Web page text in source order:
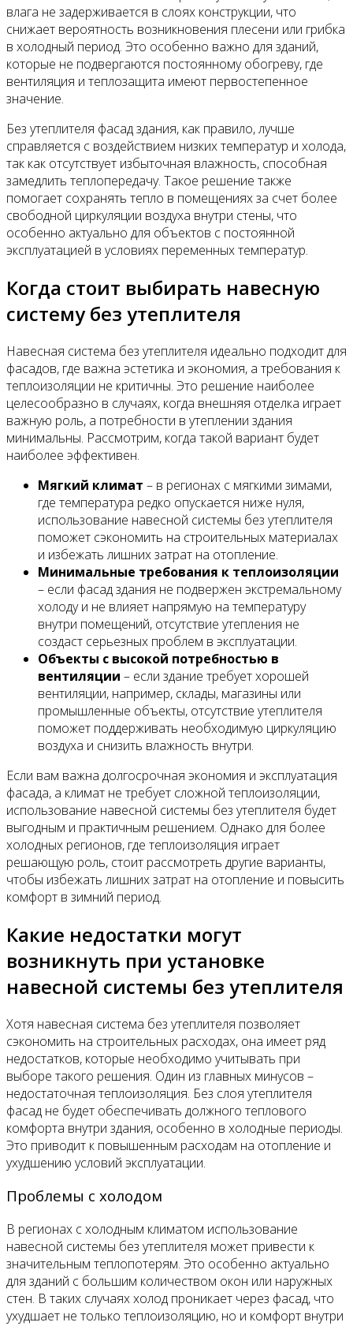
влага не задерживается в слоях конструкции, что
снижает вероятность возникновения плесени или грибка
в холодный период. Это особенно важно для зданий,
которые не подвергаются постоянному обогреву, где
вентиляция и теплозащита имеют первостепенное
значение.
Без утеплителя фасад здания, как правило, лучше
справляется с воздействием низких температур и холода,
так как отсутствует избыточная влажность, способная
замедлить теплопередачу. Такое решение также
помогает сохранять тепло в помещениях за счет более
свободной циркуляции воздуха внутри стены, что
особенно актуально для объектов с постоянной
эксплуатацией в условиях переменных температур.
Когда стоит выбирать навесную
систему без утеплителя
Навесная система без утеплителя идеально подходит для
фасадов, где важна эстетика и экономия, а требования к
теплоизоляции не критичны. Это решение наиболее
целесообразно в случаях, когда внешняя отделка играет
важную роль, а потребности в утеплении здания
минимальны. Рассмотрим, когда такой вариант будет
наиболее эффективен.
Мягкий климат – в регионах с мягкими зимами,
где температура редко опускается ниже нуля,
использование навесной системы без утеплителя
поможет сэкономить на строительных материалах
и избежать лишних затрат на отопление.
Минимальные требования к теплоизоляции
– если фасад здания не подвержен экстремальному
холоду и не влияет напрямую на температуру
внутри помещений, отсутствие утепления не
создаст серьезных проблем в эксплуатации.
Объекты с высокой потребностью в
вентиляции – если здание требует хорошей
вентиляции, например, склады, магазины или
промышленные объекты, отсутствие утеплителя
поможет поддерживать необходимую циркуляцию
воздуха и снизить влажность внутри.
Если вам важна долгосрочная экономия и эксплуатация
фасада, а климат не требует сложной теплоизоляции,
использование навесной системы без утеплителя будет
выгодным и практичным решением. Однако для более
холодных регионов, где теплоизоляция играет
решающую роль, стоит рассмотреть другие варианты,
чтобы избежать лишних затрат на отопление и повысить
комфорт в зимний период.
Какие недостатки могут
возникнуть при установке
навесной системы без утеплителя
Хотя навесная система без утеплителя позволяет
сэкономить на строительных расходах, она имеет ряд
недостатков, которые необходимо учитывать при
выборе такого решения. Один из главных минусов –
недостаточная теплоизоляция. Без слоя утеплителя
фасад не будет обеспечивать должного теплового
комфорта внутри здания, особенно в холодные периоды.
Это приводит к повышенным расходам на отопление и
ухудшению условий эксплуатации.
Проблемы с холодом
В регионах с холодным климатом использование
навесной системы без утеплителя может привести к
значительным теплопотерям. Это особенно актуально
для зданий с большим количеством окон или наружных
стен. В таких случаях холод проникает через фасад, что
ухудшает не только теплоизоляцию, но и комфорт внутри